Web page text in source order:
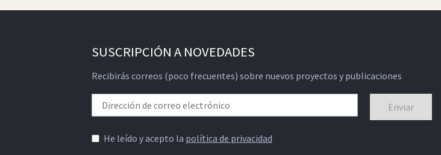
SUSCRIPCIÓN A NOVEDADES
Recibirás correos (poco frecuentes) sobre nuevos proyectos y publicaciones
He leído y acepto la política de privacidad